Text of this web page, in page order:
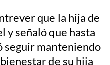
que la hija de
y señaló que hasta
seguir manteniendo
de su hija